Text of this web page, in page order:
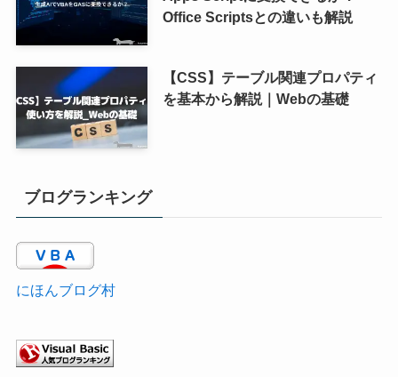
Office Scriptsとの違いも解説
【CSS】テーブル関連プロパティ
を基本から解説｜Webの基礎
ブログランキング
にほんブログ村